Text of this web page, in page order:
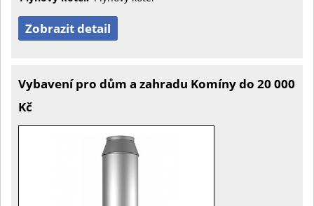
Zobrazit detail
Vybavení pro dům a zahradu Komíny do 20 000
Kč